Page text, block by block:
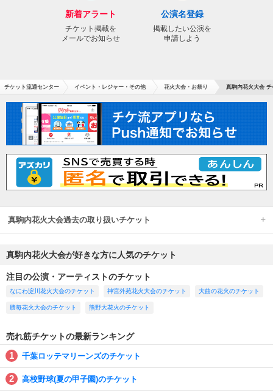
新着アラート
チケット掲載を
メールでお知らせ
公演名登録
掲載したい公演を
申請しよう
チケット流通センター イベント・レジャー・その他 花火大会・お祭り 真駒内花火大会 チ
真駒内花火大会過去の取り扱いチケット
真駒内花火大会が好きな方に人気のチケット
注目の公演・アーティストのチケット
なにわ淀川花火大会のチケット 神宮外苑花火大会のチケット 大曲の花火のチケット
勝毎花火大会のチケット 熊野大花火のチケット
売れ筋チケットの最新ランキング
千葉ロッテマリーンズのチケット
高校野球(夏の甲子園)のチケット